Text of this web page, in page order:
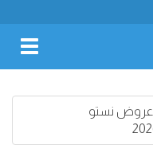
عروض نستو